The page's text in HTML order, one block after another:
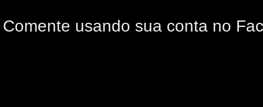
Comente usando sua conta no